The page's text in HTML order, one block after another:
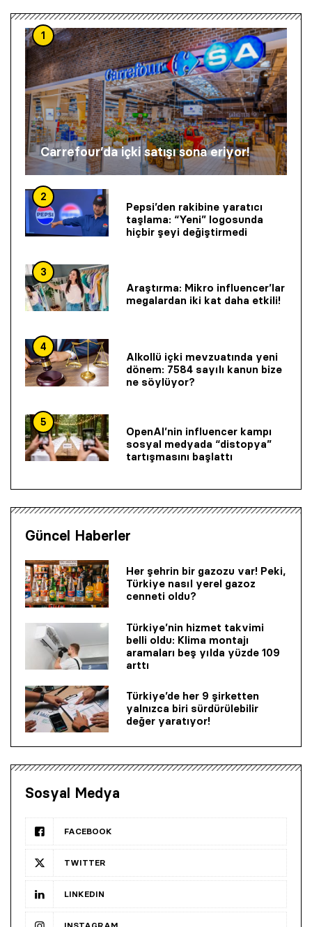
1
Carrefour’da içki satışı sona eriyor!
2
Pepsi’den rakibine yaratıcı
taşlama: “Yeni” logosunda
hiçbir şeyi değiştirmedi
3
Araştırma: Mikro influencer’lar
megalardan iki kat daha etkili!
4
Alkollü içki mevzuatında yeni
dönem: 7584 sayılı kanun bize
ne söylüyor?
5
OpenAI’nin influencer kampı
sosyal medyada “distopya”
tartışmasını başlattı
Güncel Haberler
Her şehrin bir gazozu var! Peki,
Türkiye nasıl yerel gazoz
cenneti oldu?
Türkiye’nin hizmet takvimi
belli oldu: Klima montajı
aramaları beş yılda yüzde 109
arttı
Türkiye’de her 9 şirketten
yalnızca biri sürdürülebilir
değer yaratıyor!
Sosyal Medya
FACEBOOK
TWITTER
LINKEDIN